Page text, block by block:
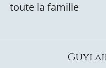
toute la famille